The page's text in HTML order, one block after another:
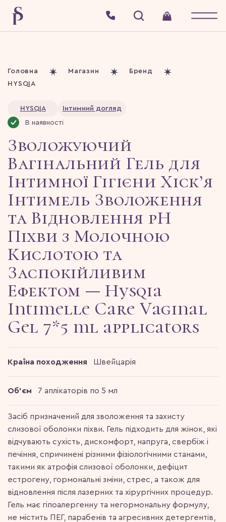
Головна Магазин
Бренд
HYSQIA
HYSQIA
Інтимний догляд
В наявності
​Зволожуючий
Вагінальний Гель для
Інтимної Гігієни Хіск’я
Інтимель Зволоження
та Відновлення pH
Піхви з Молочною
Кислотою та
Заспокійливим
Ефектом — Hysqia
Intimelle Care Vaginal
Gel 7*5 ml applicators
Країна походження Швейцарія
Об'єм 7 аплікаторів по 5 мл
Засіб призначений для зволоження та захисту
слизової оболонки піхви. Гель підходить для жінок, які
відчувають сухість, дискомфорт, напруга, свербіж і
печіння, спричинені різними фізіологічними станами,
такими як атрофія слизової оболонки, дефіцит
естрогену, гормональні зміни, стрес, а також для
відновлення після лазерних та хірургічних процедур. ​
Гель має гіпоалергенну та негормональну формулу,
не містить ПЕГ, парабенів та агресивних детергентів,